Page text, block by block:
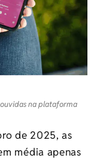
na plataforma
de 2025, as
média apenas